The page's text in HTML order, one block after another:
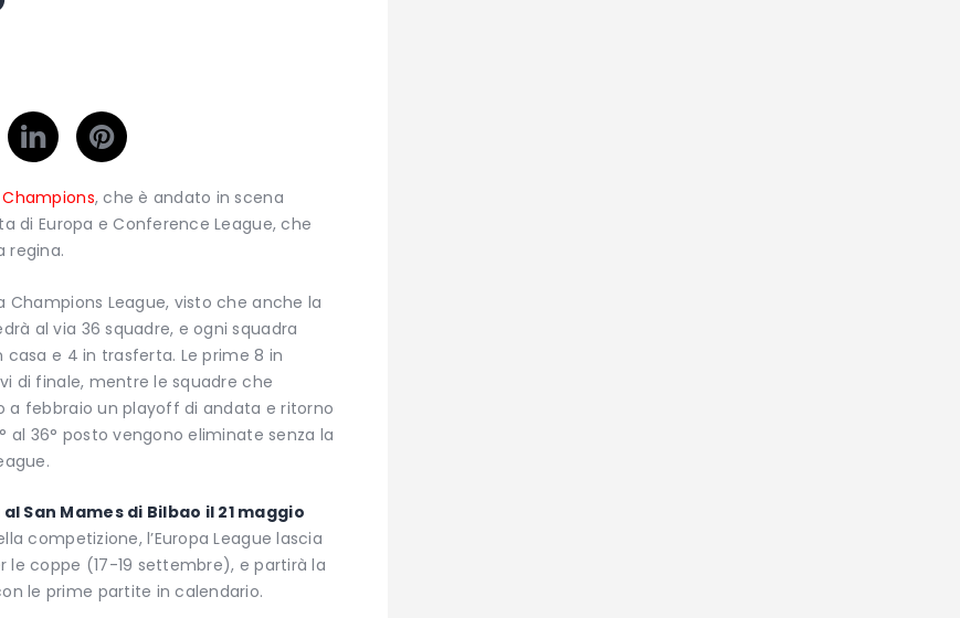
, che è andato in scena
di Europa e Conference League, che
regina.
Champions League, visto che anche la
al via 36 squadre, e ogni squadra
e 4 in trasferta. Le prime 8 in
di finale, mentre le squadre che
a febbraio un playoff di andata e ritorno
36° posto vengono eliminate senza la
San Mames di Bilbao il 21 maggio
competizione, l’Europa League lascia
coppe (17-19 settembre), e partirà la
le prime partite in calendario.